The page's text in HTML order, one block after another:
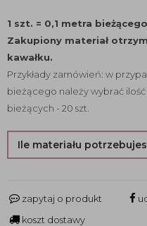
1 szt. = 0,1 metra
Zakupiony materiał
kawałku.
Przykłady zamówień: w
bieżącego należy wybrać
bieżących - 20 szt.
Ile materiału
zapytaj o produkt
koszt dostawy